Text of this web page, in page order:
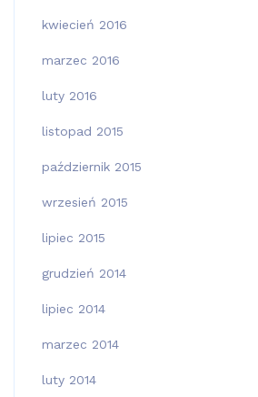
kwiecień 2016
marzec 2016
luty 2016
listopad 2015
październik 2015
wrzesień 2015
lipiec 2015
grudzień 2014
lipiec 2014
marzec 2014
luty 2014